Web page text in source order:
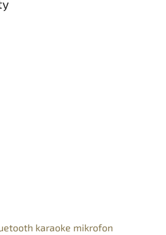
karaoke mikrofon